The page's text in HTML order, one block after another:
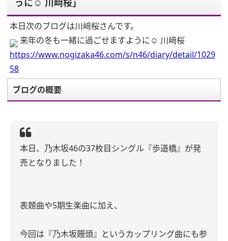
うに☺︎ 川﨑桜」
本日次のブログは川﨑桜さんです。
来年の冬も一緒に過ごせますように☺︎ 川﨑桜
https://www.nogizaka46.com/s/n46/diary/detail/1029
58
ブログの概要
本日、乃木坂46の37枚目シングル『歩道橋』が発
売となりました！
表題曲や5期生楽曲に加え、
今回は『乃木坂饅頭』というカップリング曲にも参